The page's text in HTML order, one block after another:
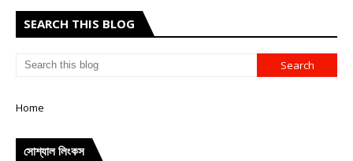
SEARCH THIS BLOG
Home
সোশ্যাল লিংকস